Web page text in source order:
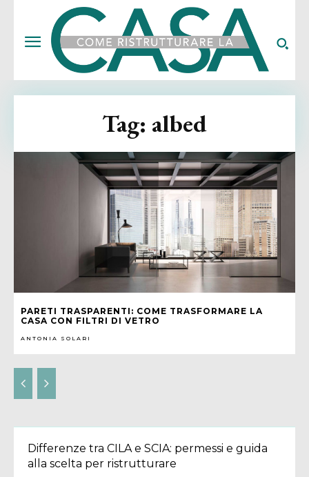
PARETI TRASPARENTI: COME TRASFORMARE LA
CASA CON FILTRI DI VETRO
ANTONIA SOLARI
Tag: albed
Differenze tra CILA e SCIA: permessi e guida
alla scelta per ristrutturare